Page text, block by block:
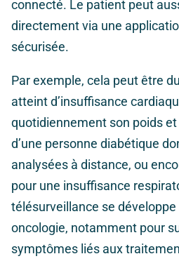
connecté. Le patient peut
directement via une
sécurisée.
Par exemple, cela peut être
atteint d’insuffisance
quotidiennement son poids
d’une personne diabétique
analysées à distance, ou
pour une insuffisance
télésurveillance se
oncologie, notamment pour
symptômes liés aux